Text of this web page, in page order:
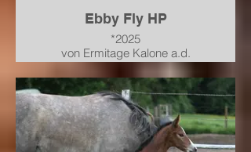
Ebby Fly HP
*2025
von Ermitage Kalone a.d.
Hannoveraner Prämienstute
PHS** Cocofina von Carrico-
Chacco Blue-Graf Top-For
Pleasure
verkauft nach Niedersachsen